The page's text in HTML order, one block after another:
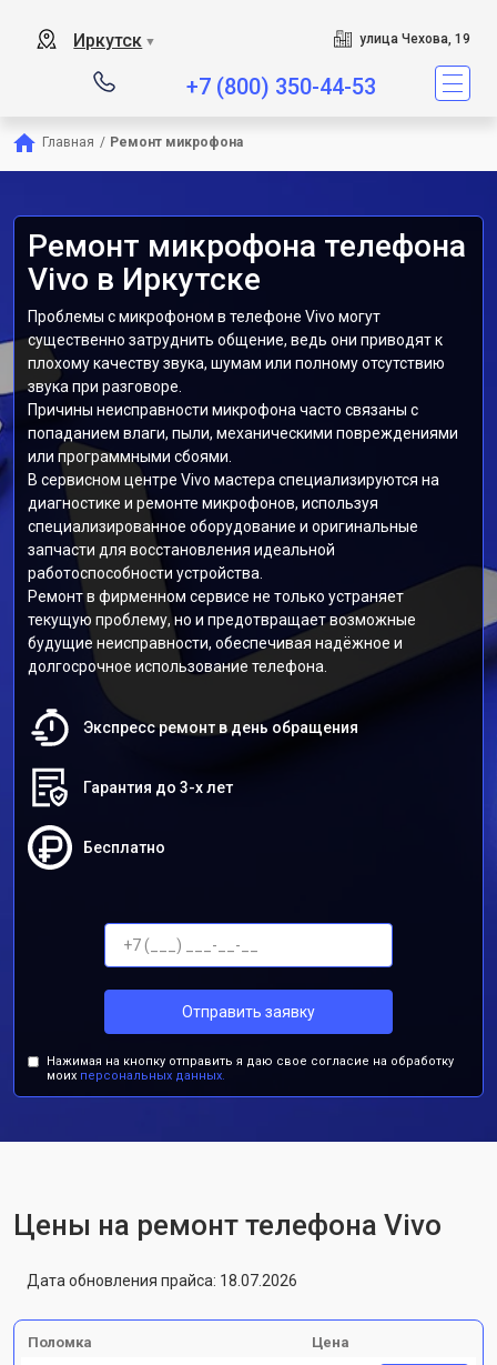
Иркутск ▼ улица Чехова, 19
+7 (800) 350-44-53
Главная / Ремонт микрофона
Ремонт микрофона телефона
Vivo в Иркутске
Проблемы с микрофоном в телефоне Vivo могут
существенно затруднить общение, ведь они приводят к
плохому качеству звука, шумам или полному отсутствию
звука при разговоре.
Причины неисправности микрофона часто связаны с
попаданием влаги, пыли, механическими повреждениями
или программными сбоями.
В сервисном центре Vivo мастера специализируются на
диагностике и ремонте микрофонов, используя
специализированное оборудование и оригинальные
запчасти для восстановления идеальной
работоспособности устройства.
Ремонт в фирменном сервисе не только устраняет
текущую проблему, но и предотвращает возможные
будущие неисправности, обеспечивая надёжное и
долгосрочное использование телефона.
Экспресс ремонт в день обращения
Гарантия до 3-х лет
Бесплатно
Отправить заявку
Нажимая на кнопку отправить я даю свое согласие на обработку
моих персональных данных.
Цены на ремонт телефона Vivo
Дата обновления прайса: 18.07.2026
Поломка Цена